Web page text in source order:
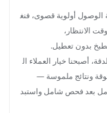
أولوية قصوى، فنغ
الانتظار،
بدون تعطيل.
أصبحنا خيار العملاء ال
ونتائج ملموسة —
بعد فحص شامل واستبد